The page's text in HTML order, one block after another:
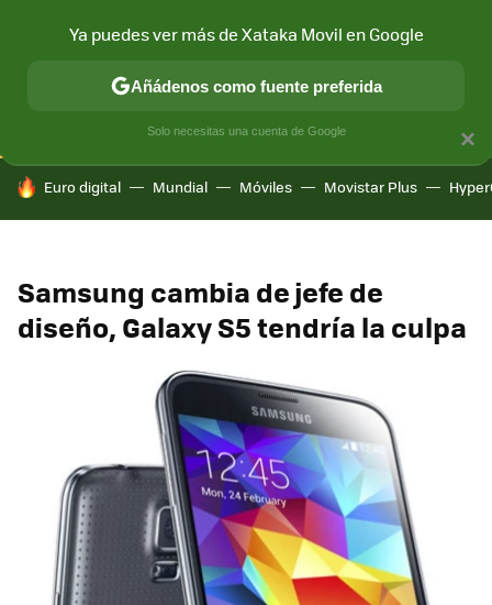
CONECTIVIDAD MÓVIL Y SOCIEDAD APLICACIONES
HOY SE HABLA DE
Euro digital Mundial Móviles Movistar Plus
Samsung cambia de jefe de
diseño, Galaxy S5 tendría la culpa
×
Ya puedes ver más de Xataka Movil en Google
Añádenos como fuente preferida
Solo necesitas una cuenta de Google